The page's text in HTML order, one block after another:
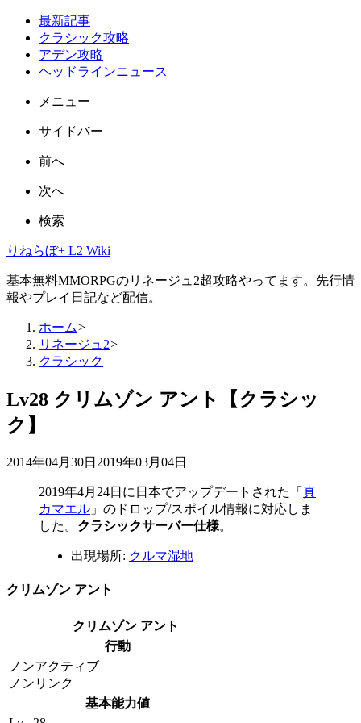
最新記事
クラシック攻略
アデン攻略
ヘッドラインニュース
メニュー
サイドバー
前へ
次へ
検索
りねらぼ+ L2 Wiki
基本無料MMORPGのリネージュ2超攻略やってます。先行情
報やプレイ日記など配信。
ホーム>
リネージュ2>
クラシック
Lv28 クリムゾン アント【クラシッ
ク】
2014年04月30日 2019年03月04日
2019年4月24日 に日本でアップデートされた「 真
カマエル 」のドロップ/スポイル情報に対応しま
した。 クラシックサーバー仕様。
出現場所: クルマ湿地
クリムゾン アント
クリムゾン アント
行動
ノンアクティブ
ノンリンク
基本能力値